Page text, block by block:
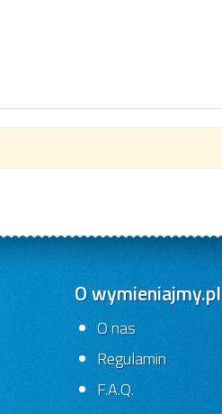
O wymieniajmy.pl
O nas
Regulamin
F.A.Q.